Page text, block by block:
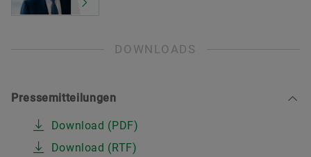
DOWNLOADS
Pressemitteilungen
Download (PDF)
Download (RTF)